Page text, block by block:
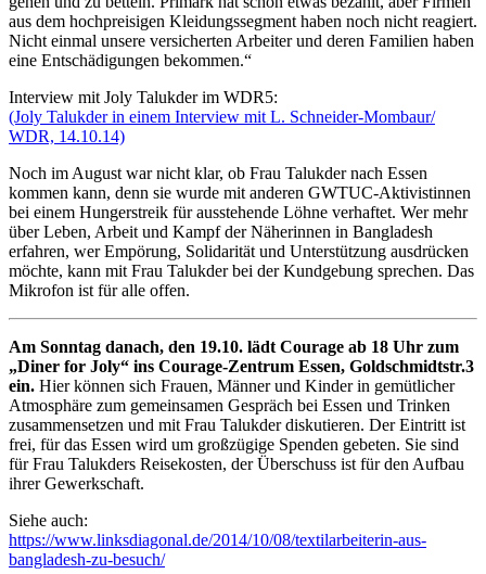
aus dem hochpreisigen Kleidungssegment haben noch nicht reagiert.
Nicht einmal unsere versicherten Arbeiter und deren Familien haben
eine Entschädigungen bekommen.“
Interview mit Joly Talukder im WDR5:
(Joly Talukder in einem Interview mit L. Schneider-Mombaur/
WDR, 14.10.14)
Noch im August war nicht klar, ob Frau Talukder nach Essen
kommen kann, denn sie wurde mit anderen GWTUC-Aktivistinnen
bei einem Hungerstreik für ausstehende Löhne verhaftet. Wer mehr
über Leben, Arbeit und Kampf der Näherinnen in Bangladesh
erfahren, wer Empörung, Solidarität und Unterstützung ausdrücken
möchte, kann mit Frau Talukder bei der Kundgebung sprechen. Das
Mikrofon ist für alle offen.
Am Sonntag danach, den 19.10. lädt Courage ab 18 Uhr zum
„Diner for Joly“ ins Courage-Zentrum Essen, Goldschmidtstr.3
ein. Hier können sich Frauen, Männer und Kinder in gemütlicher
Atmosphäre zum gemeinsamen Gespräch bei Essen und Trinken
zusammensetzen und mit Frau Talukder diskutieren. Der Eintritt ist
frei, für das Essen wird um großzügige Spenden gebeten. Sie sind
für Frau Talukders Reisekosten, der Überschuss ist für den Aufbau
ihrer Gewerkschaft.
Siehe auch:
https://www.linksdiagonal.de/2014/10/08/textilarbeiterin-aus-
bangladesh-zu-besuch/